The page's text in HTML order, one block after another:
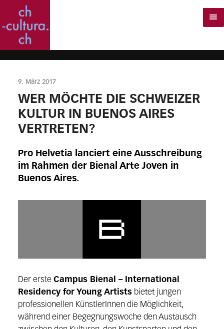
9. März 2017
WER MÖCHTE DIE SCHWEIZER
KULTUR IN BUENOS AIRES
VERTRETEN?
Pro Helvetia lanciert eine Ausschreibung
im Rahmen der Bienal Arte Joven in
Buenos Aires.
Der erste Campus Bienal – International
Residency for Young Artistsbietet jungen
professionellen KünstlerInnen die Möglichkeit,
während einer Begegnungswoche den Austausch